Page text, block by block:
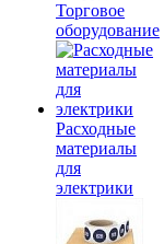
Торговое
оборудование
Расходные
материалы
для
электрики